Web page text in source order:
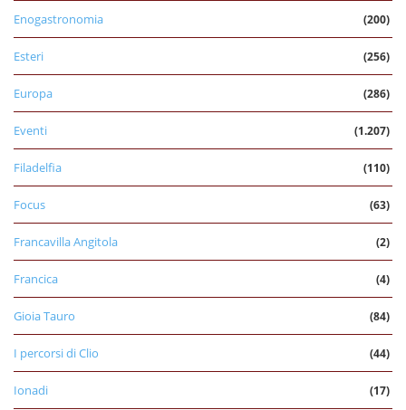
Enogastronomia (200)
Esteri (256)
Europa (286)
Eventi (1.207)
Filadelfia (110)
Focus (63)
Francavilla Angitola (2)
Francica (4)
Gioia Tauro (84)
I percorsi di Clio (44)
Ionadi (17)